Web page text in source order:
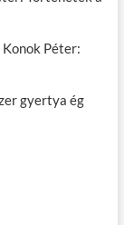
Péter:
gyertya ég